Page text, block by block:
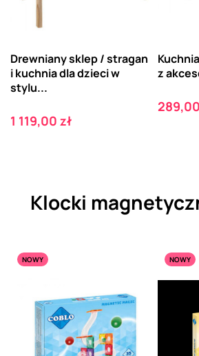
Drewniany sklep / stragan
i kuchnia dla dzieci w
stylu...
Cena
1 119,00 zł
z
Cena
Klocki
NOWY NOWY